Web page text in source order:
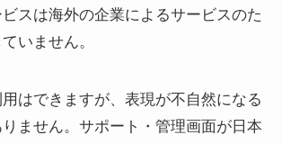
スは海外の企業によるサービスのた
いません。
はできますが、表現が不自然になる
ません。サポート・管理画面が日本